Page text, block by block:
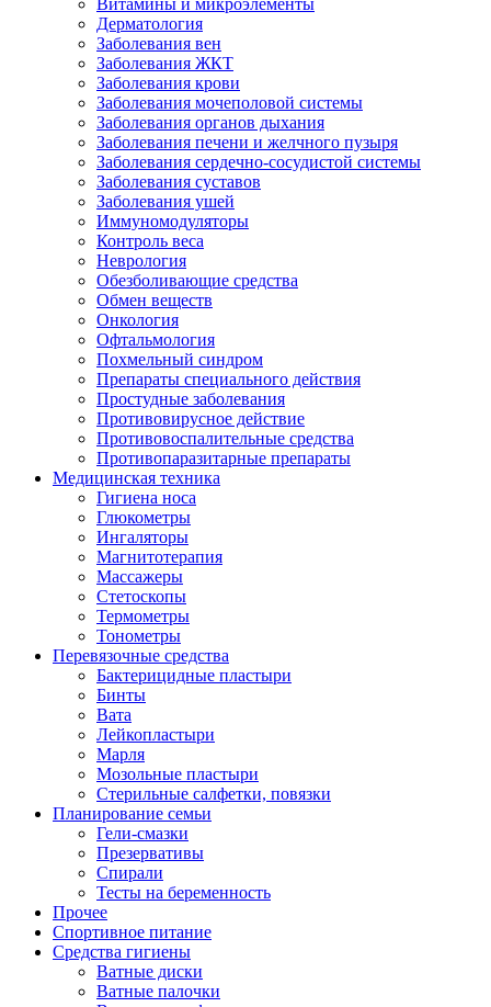
Витамины и микроэлементы
Дерматология
Заболевания вен
Заболевания ЖКТ
Заболевания крови
Заболевания мочеполовой системы
Заболевания органов дыхания
Заболевания печени и желчного пузыря
Заболевания сердечно-сосудистой системы
Заболевания суставов
Заболевания ушей
Иммуномодуляторы
Контроль веса
Неврология
Обезболивающие средства
Обмен веществ
Онкология
Офтальмология
Похмельный синдром
Препараты специального действия
Простудные заболевания
Противовирусное действие
Противовоспалительные средства
Противопаразитарные препараты
Медицинская техника
Гигиена носа
Глюкометры
Ингаляторы
Магнитотерапия
Массажеры
Стетоскопы
Термометры
Тонометры
Перевязочные средства
Бактерицидные пластыри
Бинты
Вата
Лейкопластыри
Марля
Мозольные пластыри
Стерильные салфетки, повязки
Планирование семьи
Гели-смазки
Презервативы
Спирали
Тесты на беременность
Прочее
Спортивное питание
Средства гигиены
Ватные диски
Ватные палочки